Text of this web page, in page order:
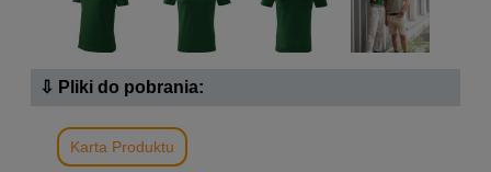
⇩ Pliki do pobrania:
Karta Produktu